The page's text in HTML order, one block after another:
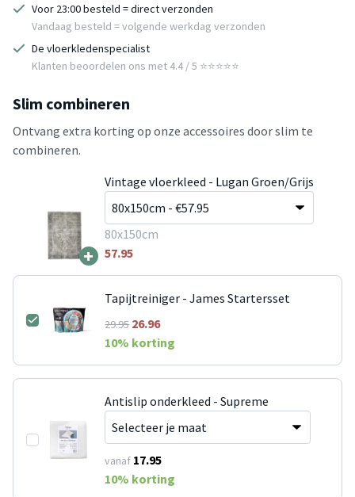
Voor 23:00 besteld = direct verzonden
Vandaag besteld = volgende werkdag verzonden
De vloerkledenspecialist
Klanten beoordelen ons met 4.4 / 5 ⭐⭐⭐⭐⭐
Slim combineren
Ontvang extra korting op onze accessoires door slim te
combineren.
+
Vintage vloerkleed - Lugan Groen/Grijs
80x150cm
57.95
Tapijtreiniger - James Startersset
29.9526.96
10% korting
Antislip onderkleed - Supreme
vanaf 17.95
10% korting